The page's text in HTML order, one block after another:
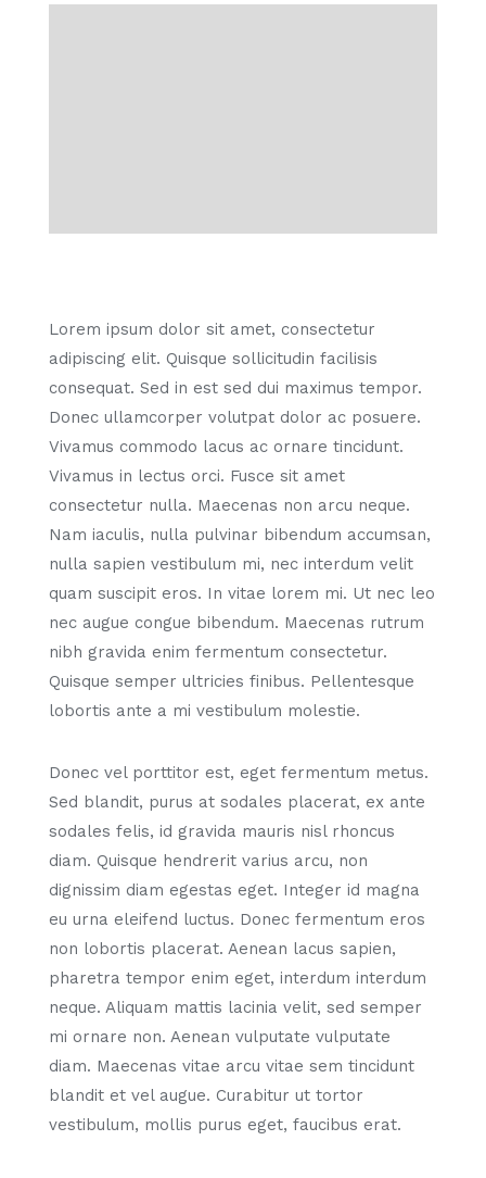
Lorem ipsum dolor sit amet, consectetur
adipiscing elit. Quisque sollicitudin facilisis
consequat. Sed in est sed dui maximus tempor.
Donec ullamcorper volutpat dolor ac posuere.
Vivamus commodo lacus ac ornare tincidunt.
Vivamus in lectus orci. Fusce sit amet
consectetur nulla. Maecenas non arcu neque.
Nam iaculis, nulla pulvinar bibendum accumsan,
nulla sapien vestibulum mi, nec interdum velit
quam suscipit eros. In vitae lorem mi. Ut nec leo
nec augue congue bibendum. Maecenas rutrum
nibh gravida enim fermentum consectetur.
Quisque semper ultricies finibus. Pellentesque
lobortis ante a mi vestibulum molestie.
Donec vel porttitor est, eget fermentum metus.
Sed blandit, purus at sodales placerat, ex ante
sodales felis, id gravida mauris nisl rhoncus
diam. Quisque hendrerit varius arcu, non
dignissim diam egestas eget. Integer id magna
eu urna eleifend luctus. Donec fermentum eros
non lobortis placerat. Aenean lacus sapien,
pharetra tempor enim eget, interdum interdum
neque. Aliquam mattis lacinia velit, sed semper
mi ornare non. Aenean vulputate vulputate
diam. Maecenas vitae arcu vitae sem tincidunt
blandit et vel augue. Curabitur ut tortor
vestibulum, mollis purus eget, faucibus erat.